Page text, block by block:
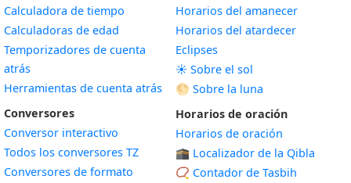
Calculadora de tiempo
Calculadoras de edad
Temporizadores de cuenta
atrás
Herramientas de cuenta atrás
Conversores
Conversor interactivo
Todos los conversores TZ
Conversores de formato
Horarios del amanecer
Horarios del atardecer
Eclipses
☀️ Sobre el sol
🌕 Sobre la luna
Horarios de oración
Horarios de oración
🕋 Localizador de la Qibla
📿 Contador de Tasbih